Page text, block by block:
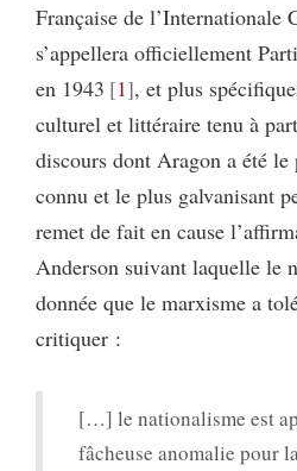
Française de l’Internationale
s’appellera officiellement
en 1943 1 , et plus
culturel et littéraire tenu à
discours dont Aragon a été
connu et le plus galvanisant
remet de fait en cause
Anderson suivant laquelle le
donnée que le marxisme a
critiquer :
[…] le nationalisme est
fâcheuse anomalie pour